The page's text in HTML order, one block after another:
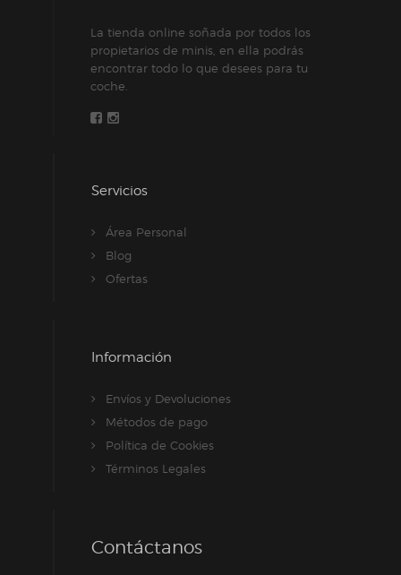
La tienda online soñada por todos los
propietarios de minis, en ella podrás
encontrar todo lo que desees para tu
coche.
Servicios
Área Personal
Blog
Ofertas
Información
Envíos y Devoluciones
Métodos de pago
Política de Cookies
Términos Legales
Contáctanos